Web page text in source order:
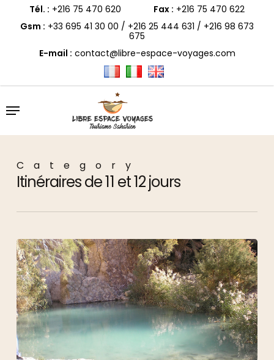
Tél. : +216 75 470 620 Fax : +216 75 470 622
Gsm : +33 695 41 30 00 / +216 25 444 631 / +216 98 673
675
E-mail : contact@libre-espace-voyages.com
Menu
Category
Itinéraires de 11 et 12 jours